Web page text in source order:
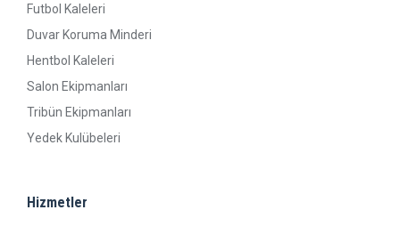
Futbol Kaleleri
Duvar Koruma Minderi
Hentbol Kaleleri
Salon Ekipmanları
Tribün Ekipmanları
Yedek Kulübeleri
Hizmetler